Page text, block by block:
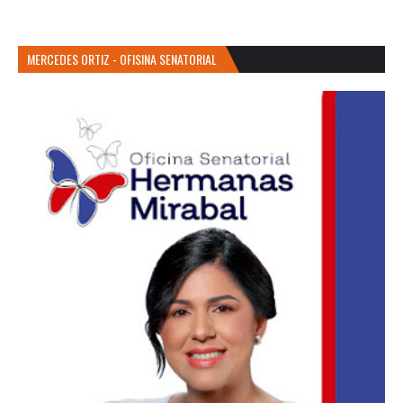
MERCEDES ORTIZ - OFISINA SENATORIAL